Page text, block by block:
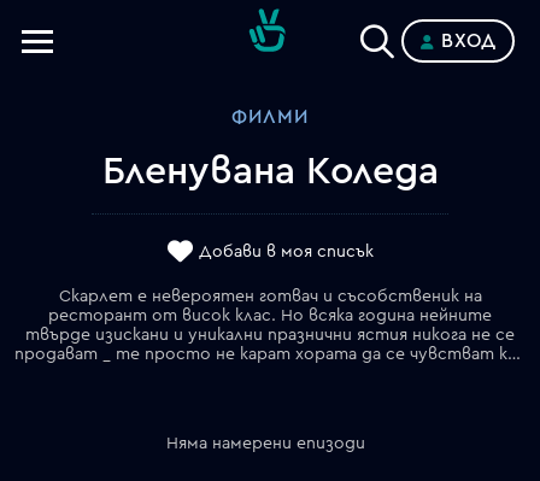
ВХОД
ФИЛМИ
Бленувана Коледа
Добави в моя списък
Скарлет е невероятен готвач и съсобственик на
ресторант от висок клас. Но всяка година нейните
твърде изискани и уникални празнични ястия никога не се
продават _ те просто не карат хората да се чувстват коледно. Нейната най-добра приятелка и съсобственик решава да промени това и й купува билет за ваканционно готварско бягство в красива вила. Скарлет се впуска в кулинарното приключение, за да си върне коледния дух, от който храната и животът й наистина се нуждаят.
Няма намерени епизоди